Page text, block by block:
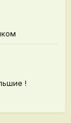
Ивана
4"
где
Этот
за его
!